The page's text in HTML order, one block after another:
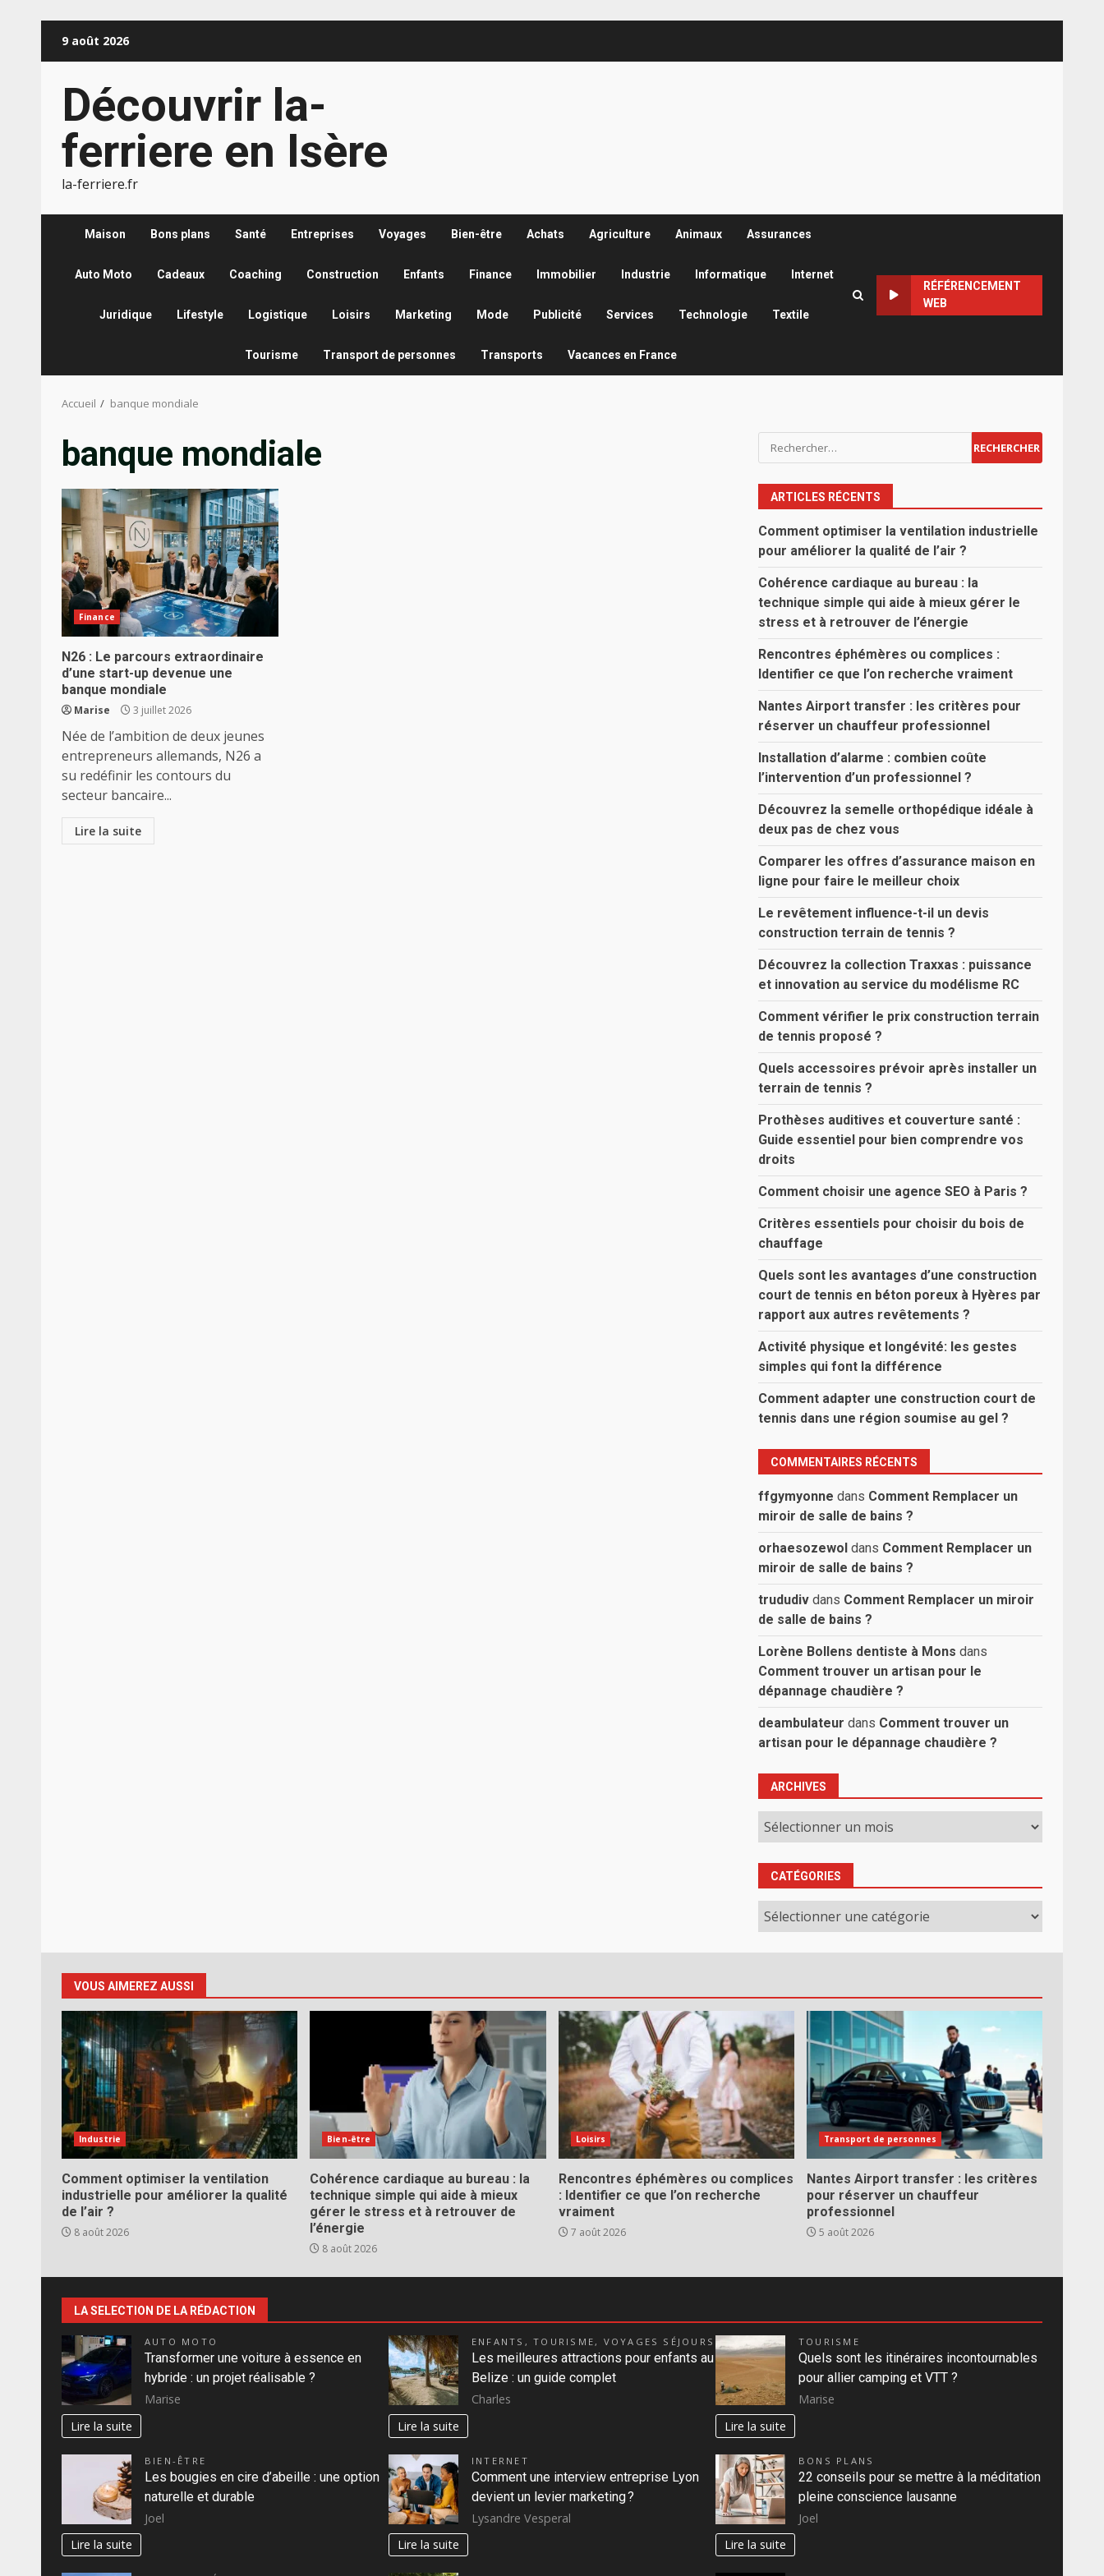
9 août 2026
Découvrir la-
ferriere en Isère
la-ferriere.fr
Maison Bons plans Santé Entreprises Voyages Bien-être Achats Agriculture Animaux Assurances
Auto Moto Cadeaux Coaching Construction Enfants Finance Immobilier Industrie Informatique Internet
Juridique Lifestyle Logistique Loisirs Marketing Mode Publicité Services Technologie Textile
Tourisme Transport de personnes Transports Vacances en France
RÉFÉRENCEMENT
WEB
Accueil banque mondiale
banque mondiale
Finance
N26 : Le parcours extraordinaire
d’une start-up devenue une
banque mondiale
Marise 3 juillet 2026
Née de l’ambition de deux jeunes
entrepreneurs allemands, N26 a
su redéfinir les contours du
secteur bancaire...
Lire la suite
Rechercher :
ARTICLES RÉCENTS
Comment optimiser la ventilation industrielle
pour améliorer la qualité de l’air ?
Cohérence cardiaque au bureau : la
technique simple qui aide à mieux gérer le
stress et à retrouver de l’énergie
Rencontres éphémères ou complices :
Identifier ce que l’on recherche vraiment
Nantes Airport transfer : les critères pour
réserver un chauffeur professionnel
Installation d’alarme : combien coûte
l’intervention d’un professionnel ?
Découvrez la semelle orthopédique idéale à
deux pas de chez vous
Comparer les offres d’assurance maison en
ligne pour faire le meilleur choix
Le revêtement influence-t-il un devis
construction terrain de tennis ?
Découvrez la collection Traxxas : puissance
et innovation au service du modélisme RC
Comment vérifier le prix construction terrain
de tennis proposé ?
Quels accessoires prévoir après installer un
terrain de tennis ?
Prothèses auditives et couverture santé :
Guide essentiel pour bien comprendre vos
droits
Comment choisir une agence SEO à Paris ?
Critères essentiels pour choisir du bois de
chauffage
Quels sont les avantages d’une construction
court de tennis en béton poreux à Hyères par
rapport aux autres revêtements ?
Activité physique et longévité: les gestes
simples qui font la différence
Comment adapter une construction court de
tennis dans une région soumise au gel ?
COMMENTAIRES RÉCENTS
ffgymyonne dans Comment Remplacer un
miroir de salle de bains ?
orhaesozewol dans Comment Remplacer un
miroir de salle de bains ?
trududiv dans Comment Remplacer un miroir
de salle de bains ?
Lorène Bollens dentiste à Mons dans
Comment trouver un artisan pour le
dépannage chaudière ?
deambulateur dans Comment trouver un
artisan pour le dépannage chaudière ?
ARCHIVES
Archives
CATÉGORIES
Catégories
VOUS AIMEREZ AUSSI
Industrie
Comment optimiser la ventilation
industrielle pour améliorer la qualité
de l’air ?
8 août 2026
Bien-être
Cohérence cardiaque au bureau : la
technique simple qui aide à mieux
gérer le stress et à retrouver de
l’énergie
8 août 2026
Loisirs
Rencontres éphémères ou complices
: Identifier ce que l’on recherche
vraiment
7 août 2026
Transport de personnes
Nantes Airport transfer : les critères
pour réserver un chauffeur
professionnel
5 août 2026
LA SELECTION DE LA RÉDACTION
AUTO MOTO
Transformer une voiture à essence en
hybride : un projet réalisable ?
Marise
Lire la suite
ENFANTS ,TOURISME, VOYAGES SÉJOURS
Les meilleures attractions pour enfants au
Belize : un guide complet
Charles
Lire la suite
TOURISME
Quels sont les itinéraires incontournables
pour allier camping et VTT ?
Marise
Lire la suite
BIEN-ÊTRE
Les bougies en cire d’abeille : une option
naturelle et durable
Joel
Lire la suite
INTERNET
Comment une interview entreprise Lyon
devient un levier marketing ?
Lysandre Vesperal
Lire la suite
BONS PLANS
22 conseils pour se mettre à la méditation
pleine conscience lausanne
Joel
Lire la suite